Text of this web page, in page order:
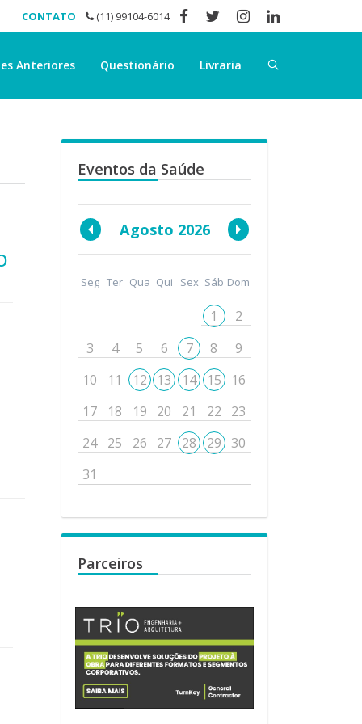
CONTATO (11) 99104-6014
Anteriores Questionário Livraria
Eventos da Saúde
Agosto 2026
Seg Ter Qua Qui Sex Sáb Dom
1
2
3
4 5 6 7 8
9
10
11 12 13 14 15
16
17
18 19 20 21 22
23
24
25 26 27 28 29
30
31
Parceiros